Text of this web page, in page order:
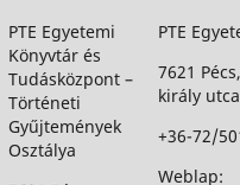
PTE Egyetemi
Könyvtár és
Tudásközpont –
Történeti
Gyűjtemények
Osztálya
PTE
7621
király
+36-72/
Weblap: